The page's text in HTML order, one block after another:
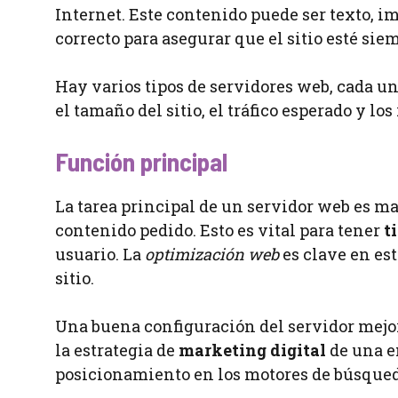
Internet. Este contenido puede ser texto,
correcto para asegurar que el sitio esté
Hay varios tipos de servidores web, cada
el tamaño del sitio, el tráfico esperado y los
Función principal
La tarea principal de un servidor web es
contenido pedido. Esto es vital para tener
usuario. La optimización webes clave en
sitio.
Una buena configuración del servidor
la estrategia de marketing digital de una
posicionamiento en los motores de